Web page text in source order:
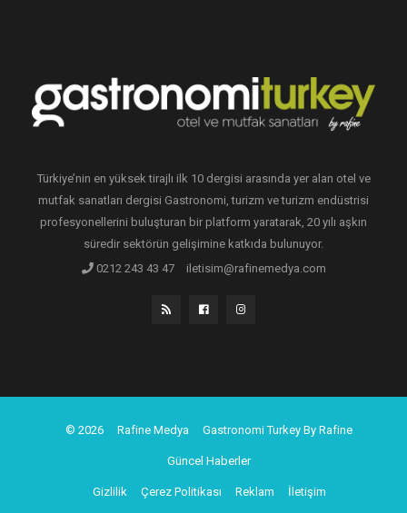
Türkiye’nin en yüksek tirajlı ilk 10 dergisi arasında yer alan otel ve
mutfak sanatları dergisi Gastronomi, turizm ve turizm endüstrisi
profesyonellerini buluşturan bir platform yaratarak, 20 yılı aşkın
süredir sektörün gelişimine katkıda bulunuyor.
0212 243 43 47
iletisim@rafinemedya.com
© 2026 Rafine Medya Gastronomi Turkey By Rafine
Güncel Haberler
Gizlilik Çerez Politikası Reklam İletişim